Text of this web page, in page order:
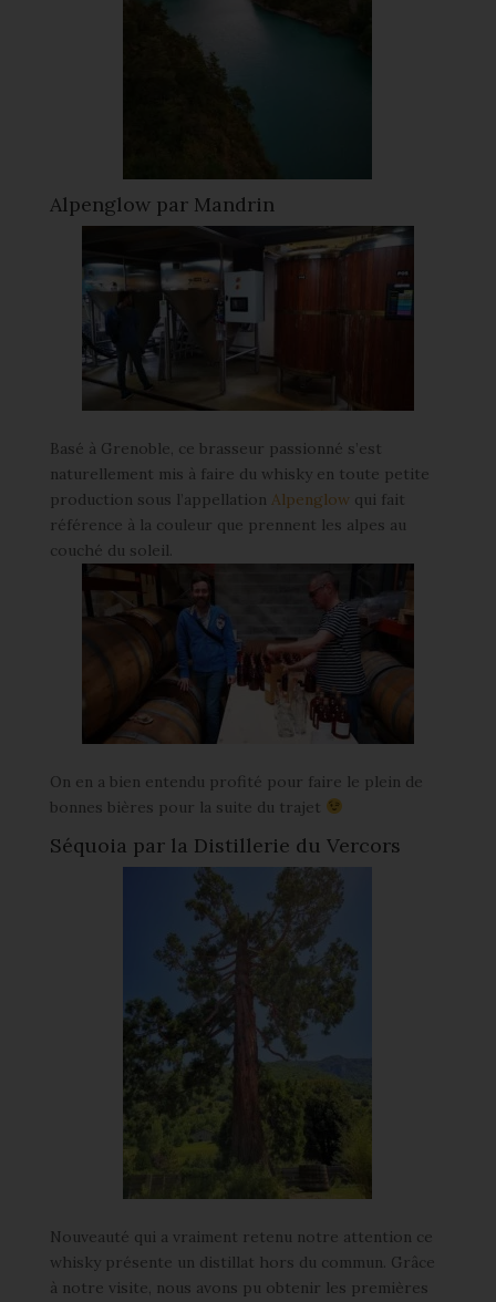
Alpenglow par Mandrin
Basé à Grenoble, ce brasseur passionné s’est
naturellement mis à faire du whisky en toute petite
production sous l’appellation Alpenglowqui fait
référence à la couleur que prennent les alpes au
couché du soleil.
On en a bien entendu profité pour faire le plein de
bonnes bières pour la suite du trajet
Séquoia par la Distillerie du Vercors
Nouveauté qui a vraiment retenu notre attention ce
whisky présente un distillat hors du commun. Grâce
à notre visite, nous avons pu obtenir les premières